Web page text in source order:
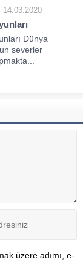
14.03.2020
Dünya
severler
üzere adımı, e-